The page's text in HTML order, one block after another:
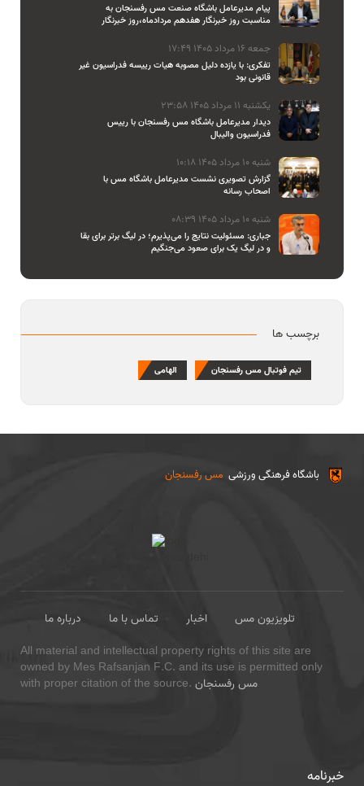
پیام مدیرعامل باشگاه صنعت مس رفسنجان به
مناسبت روز خبرنگار هفدهم مردادماه،روز خبرنگار
جمعه 16 مرداد 1405 17:49
تفکری: با یازده دلیل مصوبه هیات رییسه فدراسیون غیر
قانونی بود
یکشنبه 11 مرداد 1405 23:58
دیدار مدیرعامل باشگاه مس رفسنجان با رییس
فدراسیون والیبال
شنبه 10 مرداد 1405 10:18
گزارش تصویری نشست مدیرعامل باشگاه مس با
اصحاب رسانه
شنبه 10 مرداد 1405 08:39
جباری: مسئولیت نتایج را می‌پذیرم؛ در لیگ برتر برای بقا
و در لیگ یک برای صعود می‌جنگیم
برچسب ها
تیم فوتبال مس رفسنجان الهامی
مس رفسنجان باشگاه فرهنگی ورزشی
درباره ما تماس با ما اخبار
تلویزیون مس
All material and intellectual property rights of this site are
owned by Mes Rafsanjan F.C. and its use is permitted only
with proper citation of the source. مس رفسنجان
خبرنامه